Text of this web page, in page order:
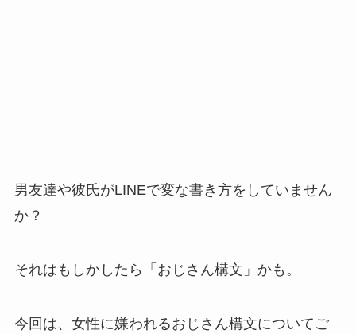
男友達や彼氏がLINEで変な書き方をしていません
か？
それはもしかしたら「おじさん構文」かも。
今回は、女性に嫌われるおじさん構文についてご